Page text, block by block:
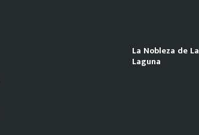
La Nobleza de La
Laguna